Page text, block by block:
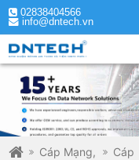
02838404566
info@dntech.vn
Cáp Mạng,
Cáp